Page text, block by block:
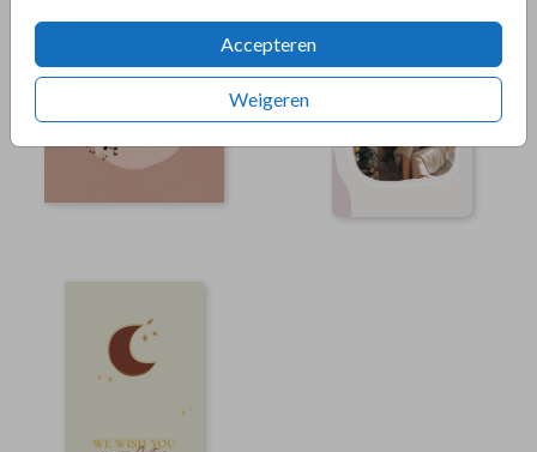
Accepteren
Weigeren